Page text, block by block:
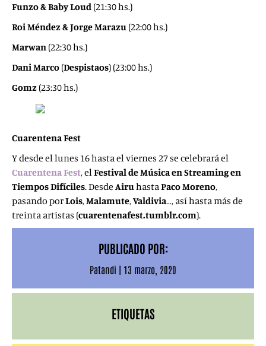
Funzo & Baby Loud (21:30 hs.)
Roi Méndez & Jorge Marazu (22:00 hs.)
Marwan (22:30 hs.)
Dani Marco (Despistaos) (23:00 hs.)
Gomz (23:30 hs.)
Cuarentena Fest
Y desde el lunes 16 hasta el viernes 27 se celebrará el
Cuarentena Fest, elFestival de Música en Streaming en
Tiempos Difíciles. DesdeAiruhastaPacoMoreno,
pasando porLois,Malamute,Valdivia…, así hasta más de
treinta artistas (cuarentenafest.tumblr.com).
PUBLICADO POR:
Patandi | 13 marzo, 2020
ETIQUETAS